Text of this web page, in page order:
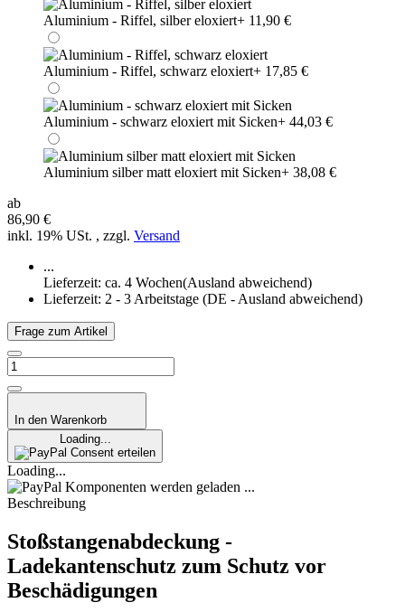
Aluminium - Riffel, silber eloxiert+ 11,90 €
Aluminium - Riffel, schwarz eloxiert+ 17,85 €
Aluminium - schwarz eloxiert mit Sicken+ 44,03 €
Aluminium silber matt eloxiert mit Sicken+ 38,08 €
ab
86,90 €
inkl. 19% USt. , zzgl. Versand
...
Lieferzeit: ca. 4 Wochen(Ausland abweichend)
Lieferzeit: 2 - 3 Arbeitstage (DE - Ausland abweichend)
Frage zum Artikel
In den Warenkorb
Loading...
Consent erteilen
Loading...
Komponenten werden geladen ...
Beschreibung
Stoßstangenabdeckung -
Ladekantenschutz zum Schutz vor
Beschädigungen